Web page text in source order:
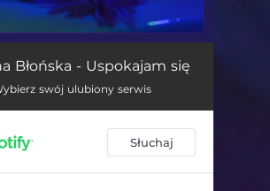
Się 03:47
Błońska - Uspokajam się
swój ulubiony serwis
Słuchaj